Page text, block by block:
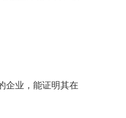
企业，能证明其在